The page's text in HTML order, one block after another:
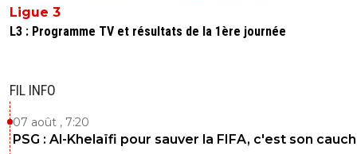
Ligue 3
L3 : Programme TV et résultats de la 1ère journée
FIL INFO
07 août , 7:20
PSG : Al-Khelaïfi pour sauver la FIFA, c'est son